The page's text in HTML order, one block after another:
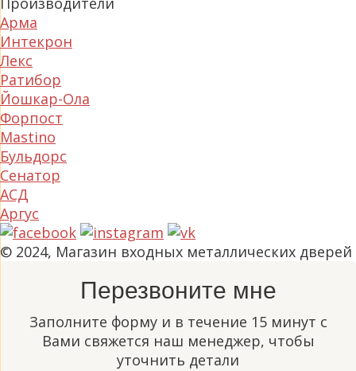
Арма
Интекрон
Лекс
Ратибор
Йошкар-Ола
Форпост
Mastino
Бульдорс
Сенатор
АСД
Аргус
© 2024, Магазин входных металлических дверей
Перезвоните мне
Заполните форму и в течение 15 минут с
Вами свяжется наш менеджер, чтобы
уточнить детали